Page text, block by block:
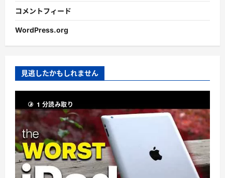
コメントフィード
WordPress.org
見逃したかもしれません
1 分読み取り